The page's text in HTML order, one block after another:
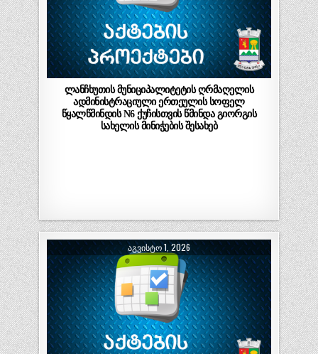
ლანჩხუთის მუნიციპალიტეტის ღრმაღელის
ადმინისტრაციული ერთეულის სოფელ
წყალწმინდის N6 ქუჩისთვის წმინდა გიორგის
სახელის მინიჭების შესახებ
ᲐᲒᲕᲘᲡᲢᲝ 1, 2026